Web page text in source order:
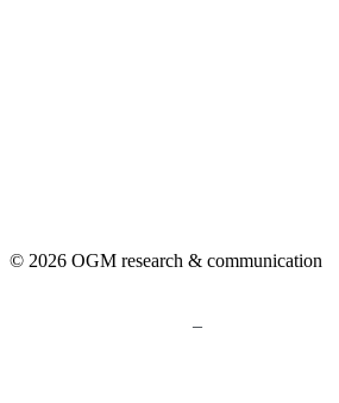
© 2026 OGM research & communication
–